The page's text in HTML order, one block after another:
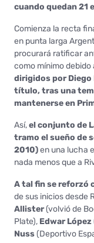
cuando quedan 21
Comienza la recta
en punta larga
procurará ratificar
como mínimo debido
dirigidos por Diego
título, tras una
mantenerse en
Así,el conjunto de
tramo el sueño de
2010)en una lucha
nada menos que a
A tal fin se reforzó
de sus inicios desde
Allister(volvió de
Plate), Edwar López
Nuss(Deportivo